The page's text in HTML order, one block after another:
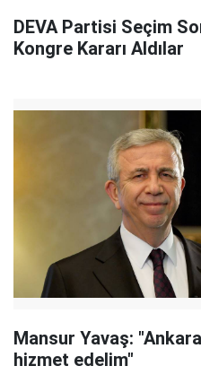
DEVA Partisi Seçim
Kongre Kararı Aldılar
Mansur Yavaş:
hizmet edelim"